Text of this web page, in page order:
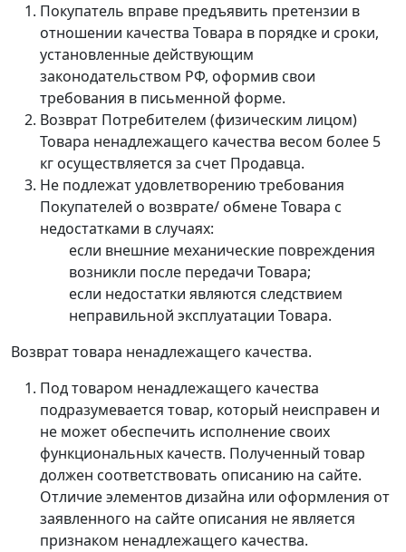
Покупатель вправе предъявить претензии в
отношении качества Товара в порядке и сроки,
установленные действующим
законодательством РФ, оформив свои
требования в письменной форме.
Возврат Потребителем (физическим лицом)
Товара ненадлежащего качества весом более 5
кг осуществляется за счет Продавца.
Не подлежат удовлетворению требования
Покупателей о возврате/ обмене Товара с
недостатками в случаях:
если внешние механические повреждения
возникли после передачи Товара;
если недостатки являются следствием
неправильной эксплуатации Товара.
Возврат товара ненадлежащего качества.
Под товаром ненадлежащего качества
подразумевается товар, который неисправен и
не может обеспечить исполнение своих
функциональных качеств. Полученный товар
должен соответствовать описанию на сайте.
Отличие элементов дизайна или оформления от
заявленного на сайте описания не является
признаком ненадлежащего качества.